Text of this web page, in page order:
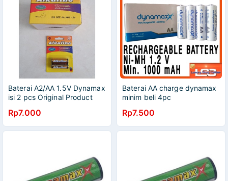
Baterai A2/AA 1.5V Dynamax
isi 2 pcs Original Product
Rp7.000
Baterai AA charge dynamax
minim beli 4pc
Rp7.500